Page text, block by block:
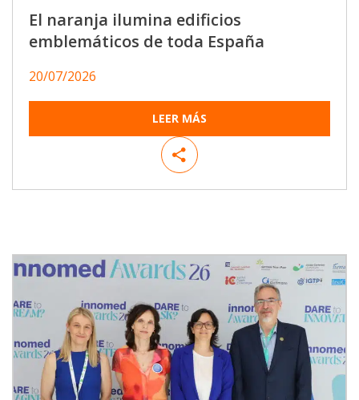
El naranja ilumina edificios
emblemáticos de toda España
20/07/2026
LEER MÁS